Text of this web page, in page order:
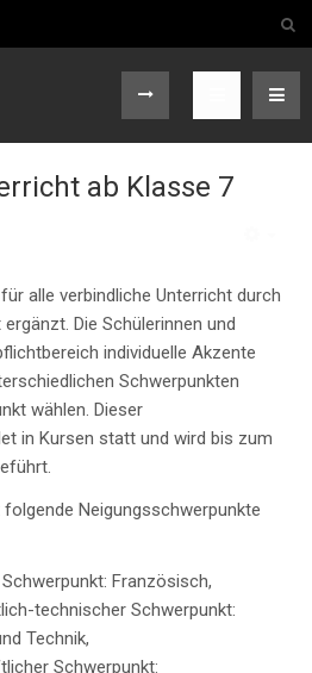
ab Klasse 7
alle verbindliche Unterricht durch
Die Schülerinnen und
individuelle Akzente
Schwerpunkten
wählen. Dieser
in Kursen statt und wird bis zum
Neigungsschwerpunkte
Französisch,
technischer Schwerpunkt:
Technik,
Schwerpunkt: